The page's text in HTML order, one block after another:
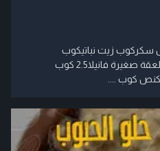
ونص سكركوب زيت نباتيكوب
حليبملعقة صغيرة بايكينج باودرملعقة صغيرة فانيلا2.5 كوب
كوب ....